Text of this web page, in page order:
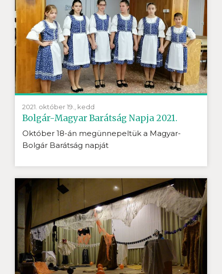
2021. október 19., kedd
Bolgár-Magyar Barátság Napja 2021.
Október 18-án megünnepeltük a Magyar-
Bolgár Barátság napját